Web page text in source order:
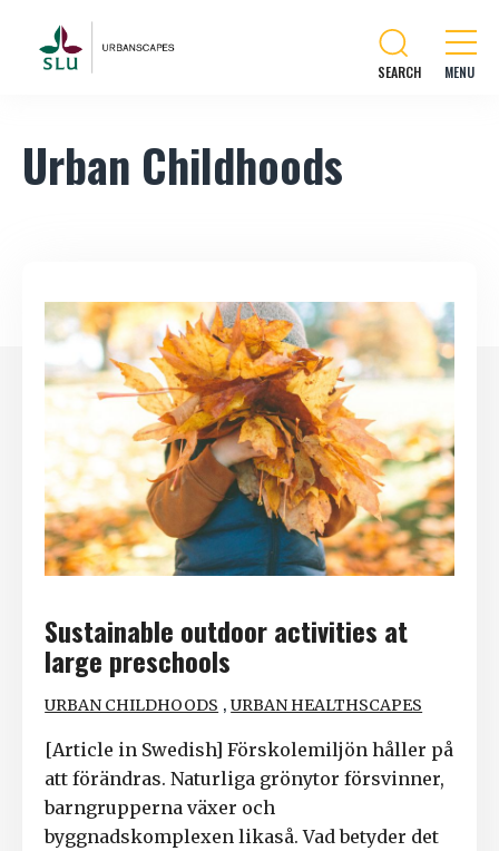
SEARCH
Urban Childhoods
Sustainable outdoor activities at
large preschools
URBAN CHILDHOODS ,URBAN HEALTHSCAPES
[Article in Swedish] Förskolemiljön håller på
att förändras. Naturliga grönytor försvinner,
barngrupperna växer och
byggnadskomplexen likaså. Vad betyder det